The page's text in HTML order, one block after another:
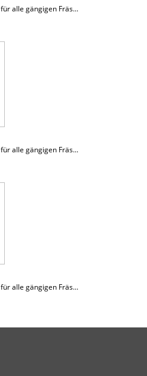
für alle gängigen Fräs...
für alle gängigen Fräs...
für alle gängigen Fräs...